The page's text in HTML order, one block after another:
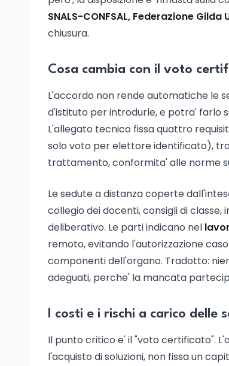
SNALS-CONFSAL, Federazione Gilda
chiusura.
Cosa cambia con il voto
L'accordo non rende automatiche le
d'istituto per introdurle, e potra' farlo
L'allegato tecnico fissa quattro
solo voto per elettore identificato),
trattamento, conformita' alle norme
Le sedute a distanza coperte
collegio dei docenti, consigli di
deliberativo. Le parti indicano nel
remoto, evitando l'autorizzazione
componenti dell'organo. Tradotto:
adeguati, perche' la mancata
I costi e i rischi a carico delle
Il punto critico e' il "voto certificato".
l'acquisto di soluzioni, non fissa un